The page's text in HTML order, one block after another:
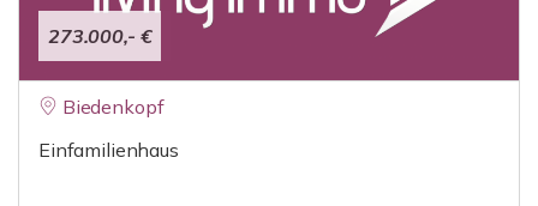
273.000,- €
Biedenkopf
Einfamilienhaus